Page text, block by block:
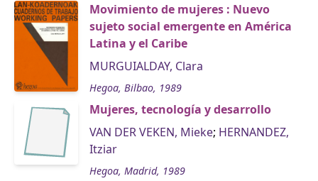
Movimiento de mujeres : Nuevo
sujeto social emergente en América
Latina y el Caribe
MURGUIALDAY, Clara
Hegoa, Bilbao, 1989
Mujeres, tecnología y desarrollo
VAN DER VEKEN, Mieke; HERNANDEZ,
Itziar
Hegoa, Madrid, 1989